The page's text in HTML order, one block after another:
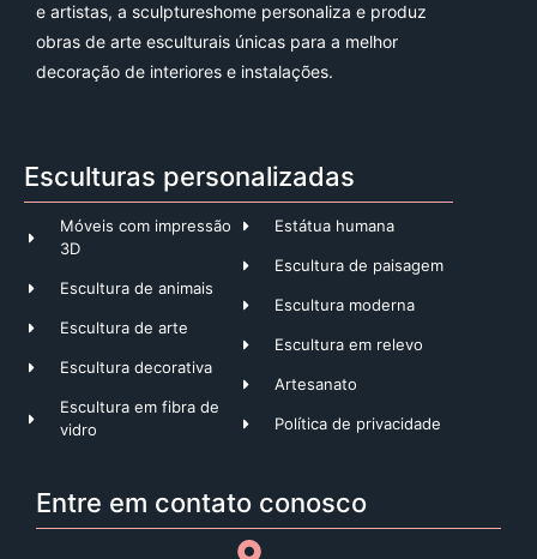
e artistas, a sculptureshome personaliza e produz
obras de arte esculturais únicas para a melhor
decoração de interiores e instalações.
Esculturas personalizadas
Móveis com impressão
3D
Escultura de animais
Escultura de arte
Escultura decorativa
Escultura em fibra de
vidro
Estátua humana
Escultura de paisagem
Escultura moderna
Escultura em relevo
Artesanato
Política de privacidade
Entre em contato conosco